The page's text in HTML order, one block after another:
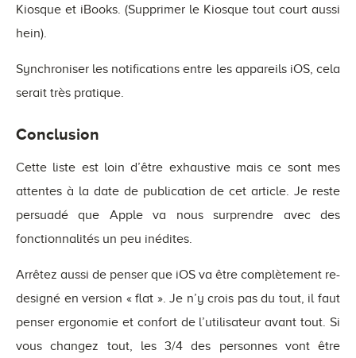
Kiosque et iBooks. (Supprimer le Kiosque tout court aussi
hein).
Synchroniser les notifications entre les appareils iOS, cela
serait très pratique.
Conclusion
Cette liste est loin d’être exhaustive mais ce sont mes
attentes à la date de publication de cet article. Je reste
persuadé que Apple va nous surprendre avec des
fonctionnalités un peu inédites.
Arrêtez aussi de penser que iOS va être complètement re-
designé en version « flat ». Je n’y crois pas du tout, il faut
penser ergonomie et confort de l’utilisateur avant tout. Si
vous changez tout, les 3/4 des personnes vont être